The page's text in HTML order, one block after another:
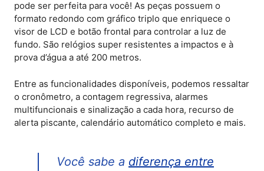
pode ser perfeita para você! As peças possuem o
formato redondo com gráfico triplo que enriquece o
visor de LCD e botão frontal para controlar a luz de
fundo. São relógios super resistentes a impactos e à
prova d’água a até 200 metros.
Entre as funcionalidades disponíveis, podemos ressaltar
o cronômetro, a contagem regressiva, alarmes
multifuncionais e sinalização a cada hora, recurso de
alerta piscante, calendário automático completo e mais.
Você sabe a diferença entre